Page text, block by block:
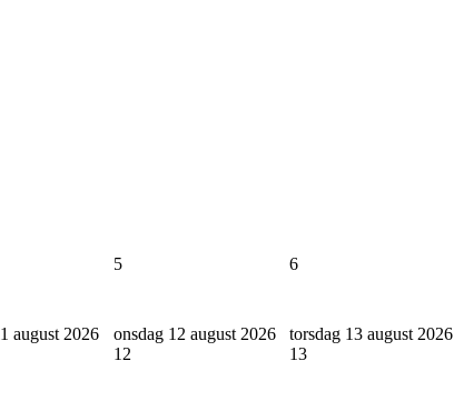
5 6
august 2026
onsdag 12 august 2026
12
torsdag 13 august 2026
13